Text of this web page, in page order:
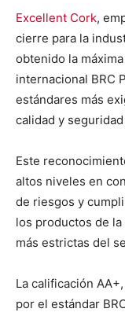
Excellent Cork,
cierre para la
obtenido la
internacional BRC
estándares más
calidad y
Este
altos niveles en
de riesgos y
los productos de
más estrictas del
La calificación
por el estándar